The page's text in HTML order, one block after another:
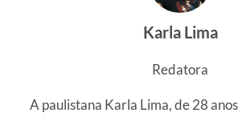
Karla Lima
Redatora
A paulistana Karla Lima, de 28